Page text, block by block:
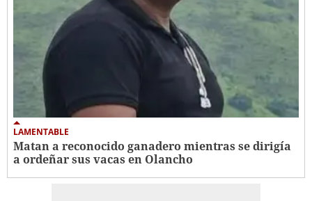
LAMENTABLE
Matan a reconocido ganadero mientras se dirigía
a ordeñar sus vacas en Olancho